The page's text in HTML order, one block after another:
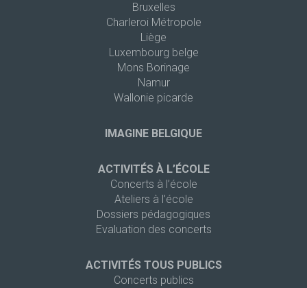
Bruxelles
Charleroi Métropole
Liège
Luxembourg belge
Mons Borinage
Namur
Wallonie picarde
IMAGINE BELGIQUE
ACTIVITÉS À L’ÉCOLE
Concerts à l’école
Ateliers à l’école
Dossiers pédagogiques
Evaluation des concerts
ACTIVITÉS TOUS PUBLICS
Concerts publics